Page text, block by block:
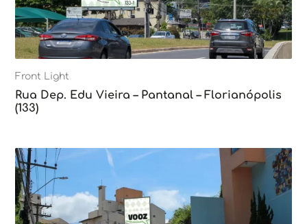
Front Light
Rua Dep. Edu Vieira – Pantanal – Florianópolis
(133)